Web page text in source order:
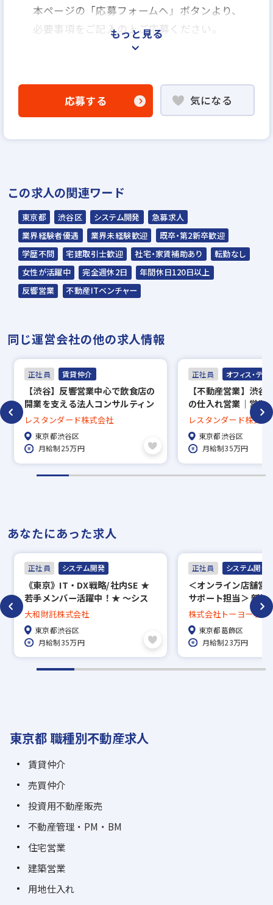
本ページの「応募フォームヘ」ボタンより、
必要事項をご記入の上ご応募ください。
＜選考プロセス＞
「応募フォームへ」よりエントリー
▼
書類選考
▼
内定
応募から内定までは約2〜3週間を予定してい
ます。
※入社時期は相談に応じます。
もっと見る
応募する 気になる
この求人の関連ワード
東京都 渋谷区 システム開発
急募求人
業界経験者優遇
業界未経験歓迎
既卒・第2新卒歓迎
学歴不問
宅建取引士歓迎 社宅・家賃補助あり
転勤なし
女性が活躍中
完全週休2日
年間休日120日以上
反響営業
不動産ITベンチャー
同じ運営会社の他の求人情報
正社員 賃貸仲介
【渋谷】反響営業中心で飲食店の
開業を支える法人コンサルティン
グ営業｜年休129日・土日祝休み
｜住宅・食事手当あり
レスタンダード株式会社
東京都渋谷区
月給制25万円
正社員 オフィス・テ
【不動産営業】渋谷
の仕入れ営業｜営業
集！／年間休日129
◎
レスタンダード株式会
東京都渋谷区
月給制35万円
あなたにあった求人
正社員 システム開発
《東京》IT・DX戦略/社内SE ★
若手メンバー活躍中！★ ～シス
テムの内製化や新規システムの導
入をお任せします！～
大和財託株式会社
東京都渋谷区
月給制35万円
正社員 システム開発
＜オンライン店舗営
サポート担当＞ 新設
げ！働きやすさ抜群
環境です◎
株式会社トーヨーホー
東京都葛飾区
月給制23万円
東京都 職種別不動産求人
賃貸仲介
売買仲介
投資用不動産販売
不動産管理・PM・BM
住宅営業
建築営業
用地仕入れ